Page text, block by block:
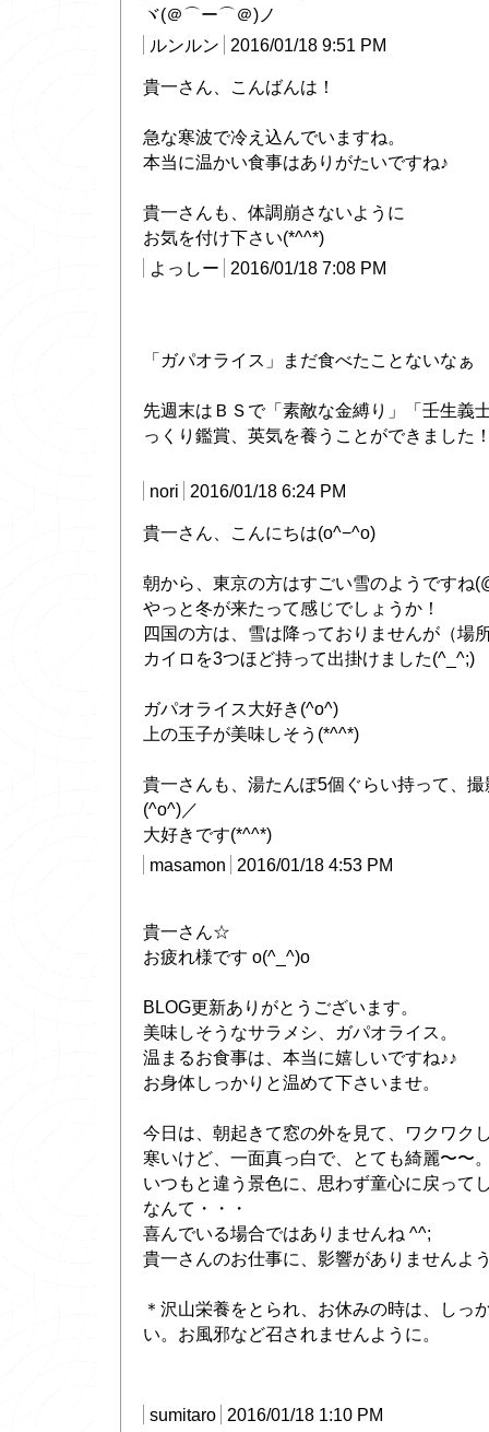
ヾ(＠⌒ー⌒＠)ノ
ルンルン
2016/01/18 9:51 PM
貴一さん、こんばんは！
急な寒波で冷え込んでいますね。
本当に温かい食事はありがたいですね♪
貴一さんも、体調崩さないように
お気を付け下さい(*^^*)
よっしー
2016/01/18 7:08 PM
「ガパオライス」まだ食べたことないなぁ
先週末はＢＳで「素敵な金縛り」「壬生義
っくり鑑賞、英気を養うことができました
nori 2016/01/18 6:24 PM
貴一さん、こんにちは(o^−^o)
朝から、東京の方はすごい雪のようですね
やっと冬が来たって感じでしょうか！
四国の方は、雪は降っておりませんが（場
カイロを3つほど持って出掛けました(^_^;)
ガパオライス大好き(^o^)
上の玉子が美味しそう(*^^*)
貴一さんも、湯たんぽ5個ぐらい持って、
(^o^)／
大好きです(*^^*)
masamon
2016/01/18 4:53 PM
貴一さん☆
お疲れ様です o(^_^)o
BLOG更新ありがとうございます。
美味しそうなサラメシ、ガパオライス。
温まるお食事は、本当に嬉しいですね♪♪
お身体しっかりと温めて下さいませ。
今日は、朝起きて窓の外を見て、ワクワク
寒いけど、一面真っ白で、とても綺麗〜〜
いつもと違う景色に、思わず童心に戻って
なんて・・・
喜んでいる場合ではありませんね ^^;
貴一さんのお仕事に、影響がありませんよ
＊沢山栄養をとられ、お休みの時は、しっ
い。お風邪など召されませんように。
sumitaro 2016/01/18 1:10 PM